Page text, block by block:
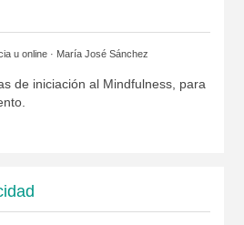
u online · María José Sánchez
de iniciación al Mindfulness, para